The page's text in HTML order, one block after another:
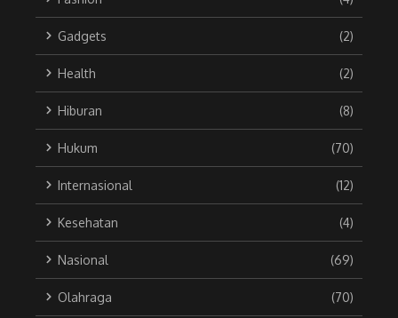
Gadgets (2)
Health (2)
Hiburan (8)
Hukum (70)
Internasional (12)
Kesehatan (4)
Nasional (69)
Olahraga (70)